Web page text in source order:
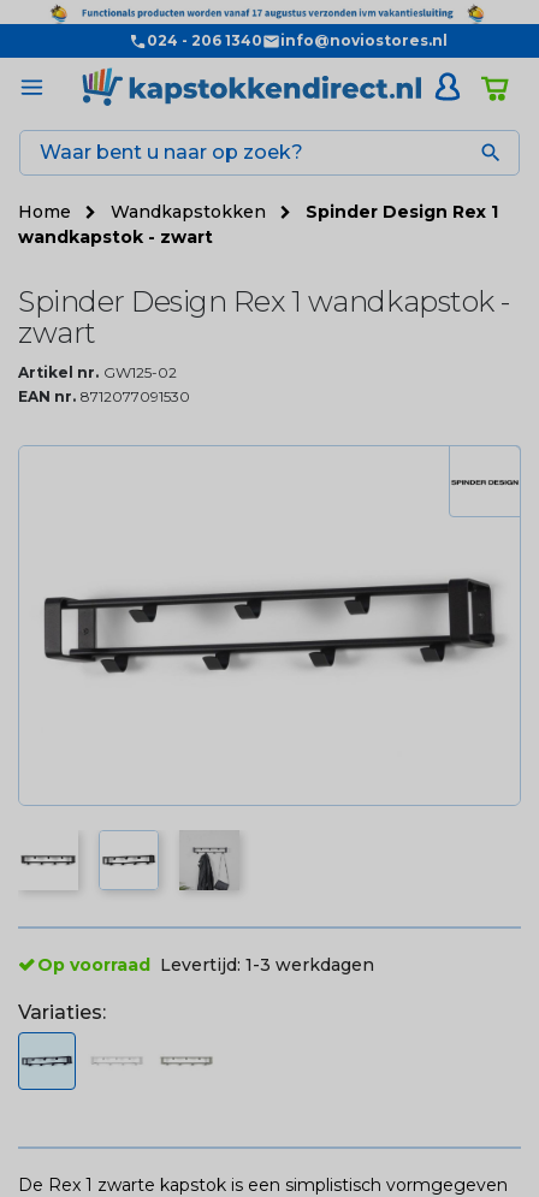
024 - 206 1340 info@noviostores.nl

Home Wandkapstokken
Spinder Design Rex 1
wandkapstok - zwart
Spinder Design Rex 1 wandkapstok -
zwart
Artikel nr. GW125-02
EAN nr. 8712077091530
Op voorraad Levertijd: 1-3 werkdagen
Variaties:
De Rex 1 zwarte kapstok is een simplistisch vormgegeven